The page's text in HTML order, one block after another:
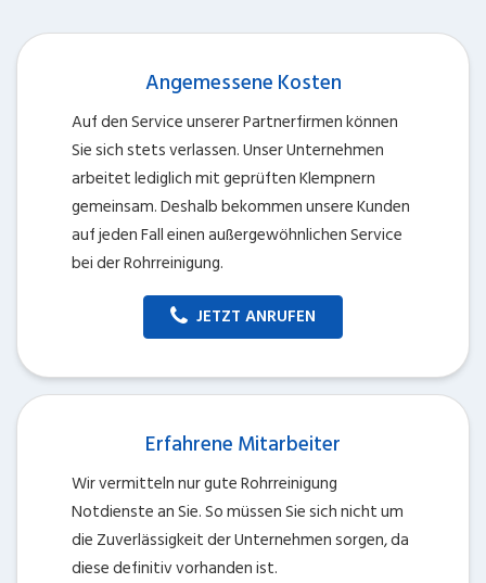
Angemessene Kosten
Auf den Service unserer Partnerfirmen können
Sie sich stets verlassen. Unser Unternehmen
arbeitet lediglich mit geprüften Klempnern
gemeinsam. Deshalb bekommen unsere Kunden
auf jeden Fall einen außergewöhnlichen Service
bei der Rohrreinigung.
JETZT ANRUFEN
Erfahrene Mitarbeiter
Wir vermitteln nur gute Rohrreinigung
Notdienste an Sie. So müssen Sie sich nicht um
die Zuverlässigkeit der Unternehmen sorgen, da
diese definitiv vorhanden ist.